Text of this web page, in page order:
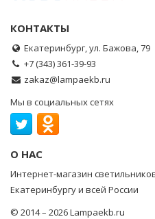
КОНТАКТЫ
Екатеринбург, ул. Бажова, 79
+7 (343) 361-39-93
zakaz@lampaekb.ru
Мы в социальных сетях
О НАС
Интернет-магазин
Екатеринбургу и всей России
© 2014 – 2026 Lampaekb.ru